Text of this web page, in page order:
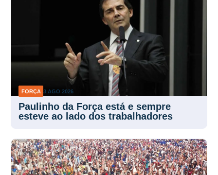
FORÇA 3 AGO 2026
Paulinho da Força está e sempre
esteve ao lado dos trabalhadores